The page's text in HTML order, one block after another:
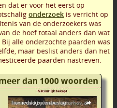
dat er voor het eerst op
onderzoek is verricht op
van de onderzoekers was
de hoef totaal anders dan wat
alle onderzochte paarden was
maar beslist anders dan het
paarden nastreven.
dan 1000 woorden